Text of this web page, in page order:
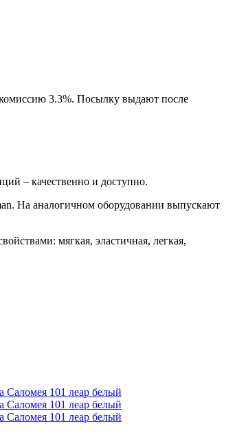
3.3%. Посылку выдают после
– качественно и доступно.
На аналогичном оборудовании выпускают
мягкая, эластичная, легкая,